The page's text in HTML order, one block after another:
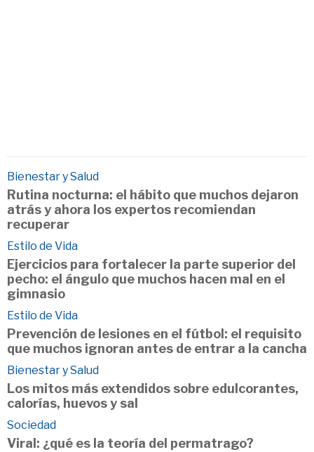
Bienestar y Salud
Rutina nocturna: el hábito que muchos dejaron
atrás y ahora los expertos recomiendan
recuperar
Estilo de Vida
Ejercicios para fortalecer la parte superior del
pecho: el ángulo que muchos hacen mal en el
gimnasio
Estilo de Vida
Prevención de lesiones en el fútbol: el requisito
que muchos ignoran antes de entrar a la cancha
Bienestar y Salud
Los mitos más extendidos sobre edulcorantes,
calorías, huevos y sal
Sociedad
Viral: ¿qué es la teoría del permatrago?